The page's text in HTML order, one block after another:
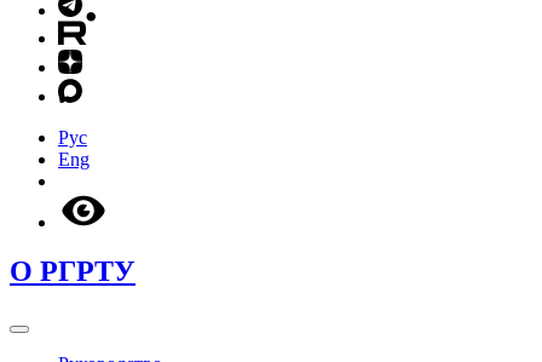
Рус
Eng
О РГРТУ